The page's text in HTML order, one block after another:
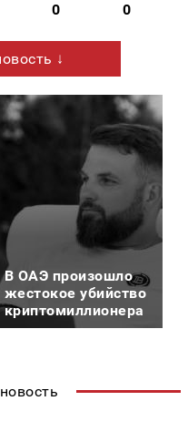
0 0
↓
В ОАЭ произошло
жестокое убийство
криптомиллионера